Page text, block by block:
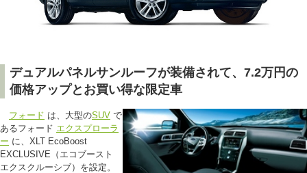
デュアルパネルサンルーフが装備されて、7.2万円の
価格アップとお買い得な限定車
フォード は、大型のSUV で
あるフォード エクスプローラ
ー に、XLT EcoBoost
EXCLUSIVE（エコブースト
エクスクルーシブ）を設定。